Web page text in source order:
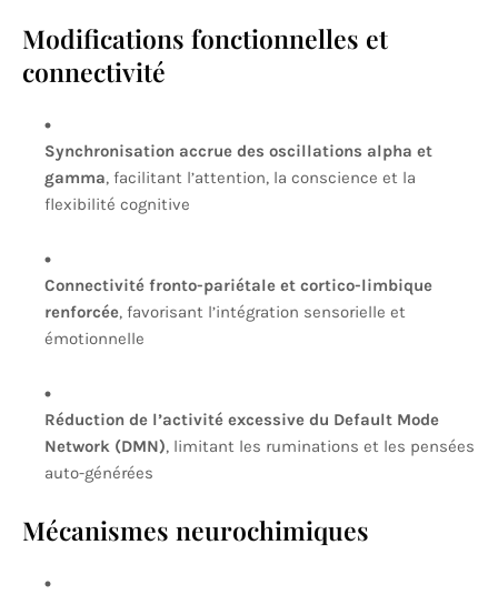
Modifications fonctionnelles et
connectivité
Synchronisation accrue des oscillations alpha et
gamma, facilitant l’attention, la conscience et la
flexibilité cognitive
Connectivité fronto-pariétale et cortico-limbique
renforcée, favorisant l’intégration sensorielle et
émotionnelle
Réduction de l’activité excessive du Default Mode
Network (DMN), limitant les ruminations et les pensées
auto-générées
Mécanismes neurochimiques